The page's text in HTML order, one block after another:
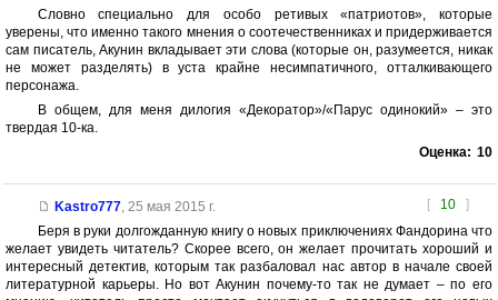
Словно специально для особо ретивых «патриотов», которые
уверены, что именно такого мнения о соотечественниках и придерживается
сам писатель, Акунин вкладывает эти слова (которые он, разумеется, никак
не может разделять) в уста крайне несимпатичного, отталкивающего
персонажа.
В общем, для меня дилогия «Декоратор»/«Парус одинокий» – это
твердая 10-ка.
Оценка: 10
[ 10 ]
Kastro777, 25 мая 2015 г.
Беря в руки долгожданную книгу о новых приключениях Фандорина что
желает увидеть читатель? Скорее всего, он желает прочитать хороший и
интересный детектив, которым так разбаловал нас автор в начале своей
литературной карьеры. Но вот Акунин почему-то так не думает – по его